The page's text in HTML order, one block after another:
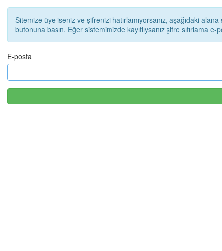
Sitemize üye iseniz ve şifrenizi hatırlamıyorsanız, aşağıdaki
butonuna basın. Eğer sistemimizde kayıtlıysanız şifre sıfırlama
E-posta